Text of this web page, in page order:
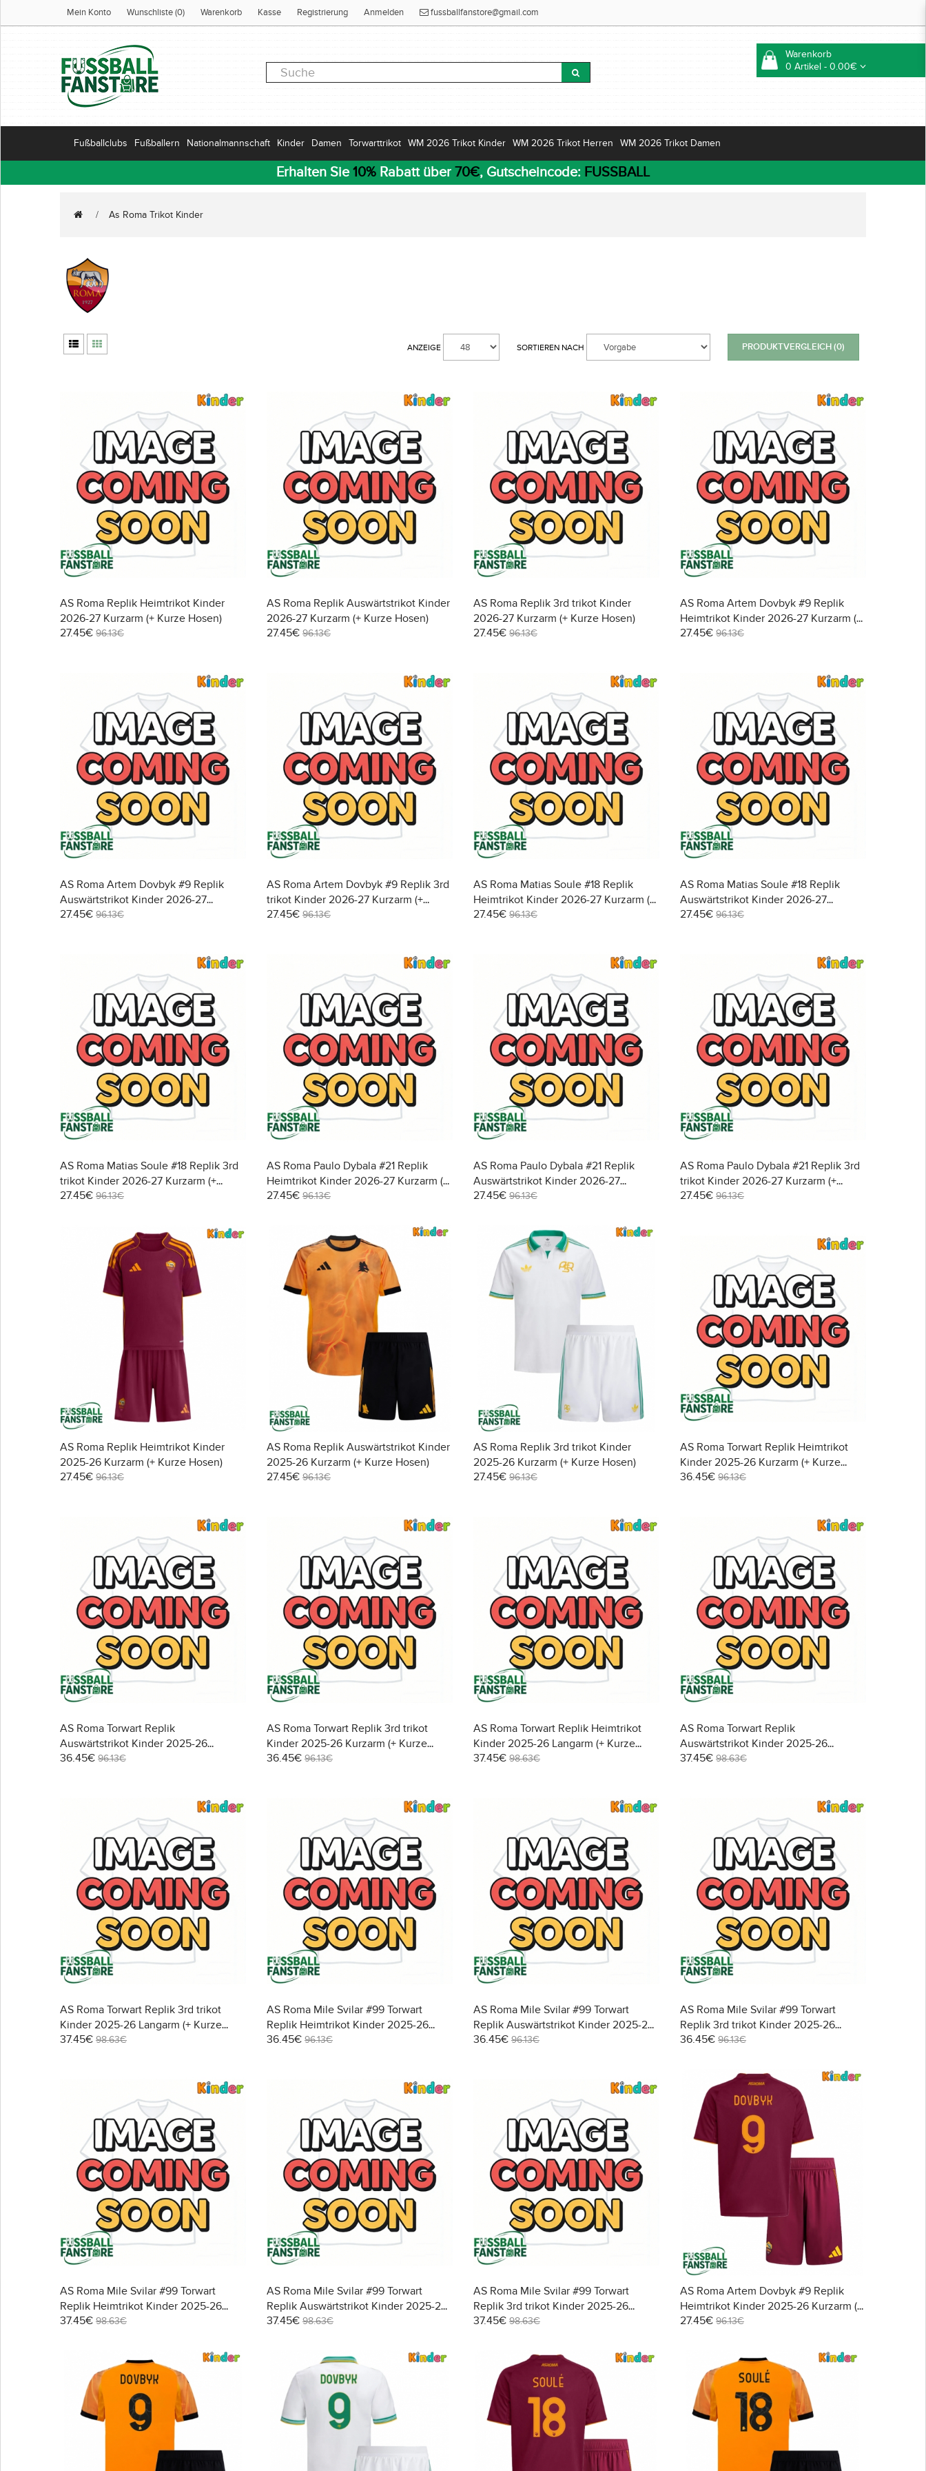
Mein Konto Wunschliste (0) Warenkorb Kasse Registrierung Anmelden fussballfanstore@gmail.com
Warenkorb
0 Artikel - 0.00€
Fußballclubs Fußballern Nationalmannschaft Kinder Damen Torwarttrikot WM 2026 Trikot Kinder WM 2026 Trikot Herren WM 2026 Trikot Damen
Erhalten Sie10% Rabatt über 70€, Gutscheincode: FUSSBALL
As Roma Trikot Kinder
PRODUKTVERGLEICH (0)
SORTIEREN NACH
ANZEIGE
AS Roma Replik Heimtrikot Kinder
2026-27 Kurzarm (+ Kurze Hosen)
27.45€ 96.13€
AS Roma Replik Auswärtstrikot Kinder
2026-27 Kurzarm (+ Kurze Hosen)
27.45€ 96.13€
AS Roma Replik 3rd trikot Kinder
2026-27 Kurzarm (+ Kurze Hosen)
27.45€ 96.13€
AS Roma Artem Dovbyk #9 Replik
Heimtrikot Kinder 2026-27 Kurzarm (+
Kurze Hosen)
27.45€ 96.13€
AS Roma Artem Dovbyk #9 Replik
Auswärtstrikot Kinder 2026-27
Kurzarm (+ Kurze Hosen)
27.45€ 96.13€
AS Roma Artem Dovbyk #9 Replik 3rd
trikot Kinder 2026-27 Kurzarm (+
Kurze Hosen)
27.45€ 96.13€
AS Roma Matias Soule #18 Replik
Heimtrikot Kinder 2026-27 Kurzarm (+
Kurze Hosen)
27.45€ 96.13€
AS Roma Matias Soule #18 Replik
Auswärtstrikot Kinder 2026-27
Kurzarm (+ Kurze Hosen)
27.45€ 96.13€
AS Roma Matias Soule #18 Replik 3rd
trikot Kinder 2026-27 Kurzarm (+
Kurze Hosen)
27.45€ 96.13€
AS Roma Paulo Dybala #21 Replik
Heimtrikot Kinder 2026-27 Kurzarm (+
Kurze Hosen)
27.45€ 96.13€
AS Roma Paulo Dybala #21 Replik
Auswärtstrikot Kinder 2026-27
Kurzarm (+ Kurze Hosen)
27.45€ 96.13€
AS Roma Paulo Dybala #21 Replik 3rd
trikot Kinder 2026-27 Kurzarm (+
Kurze Hosen)
27.45€ 96.13€
AS Roma Replik Heimtrikot Kinder
2025-26 Kurzarm (+ Kurze Hosen)
27.45€ 96.13€
AS Roma Replik Auswärtstrikot Kinder
2025-26 Kurzarm (+ Kurze Hosen)
27.45€ 96.13€
AS Roma Replik 3rd trikot Kinder
2025-26 Kurzarm (+ Kurze Hosen)
27.45€ 96.13€
AS Roma Torwart Replik Heimtrikot
Kinder 2025-26 Kurzarm (+ Kurze
Hosen)
36.45€ 96.13€
AS Roma Torwart Replik
Auswärtstrikot Kinder 2025-26
Kurzarm (+ Kurze Hosen)
36.45€ 96.13€
AS Roma Torwart Replik 3rd trikot
Kinder 2025-26 Kurzarm (+ Kurze
Hosen)
36.45€ 96.13€
AS Roma Torwart Replik Heimtrikot
Kinder 2025-26 Langarm (+ Kurze
Hosen)
37.45€ 98.63€
AS Roma Torwart Replik
Auswärtstrikot Kinder 2025-26
Langarm (+ Kurze Hosen)
37.45€ 98.63€
AS Roma Torwart Replik 3rd trikot
Kinder 2025-26 Langarm (+ Kurze
Hosen)
37.45€ 98.63€
AS Roma Mile Svilar #99 Torwart
Replik Heimtrikot Kinder 2025-26
Kurzarm (+ Kurze Hosen)
36.45€ 96.13€
AS Roma Mile Svilar #99 Torwart
Replik Auswärtstrikot Kinder 2025-26
Kurzarm (+ Kurze Hosen)
36.45€ 96.13€
AS Roma Mile Svilar #99 Torwart
Replik 3rd trikot Kinder 2025-26
Kurzarm (+ Kurze Hosen)
36.45€ 96.13€
AS Roma Mile Svilar #99 Torwart
Replik Heimtrikot Kinder 2025-26
Langarm (+ Kurze Hosen)
37.45€ 98.63€
AS Roma Mile Svilar #99 Torwart
Replik Auswärtstrikot Kinder 2025-26
Langarm (+ Kurze Hosen)
37.45€ 98.63€
AS Roma Mile Svilar #99 Torwart
Replik 3rd trikot Kinder 2025-26
Langarm (+ Kurze Hosen)
37.45€ 98.63€
AS Roma Artem Dovbyk #9 Replik
Heimtrikot Kinder 2025-26 Kurzarm (+
Kurze Hosen)
27.45€ 96.13€